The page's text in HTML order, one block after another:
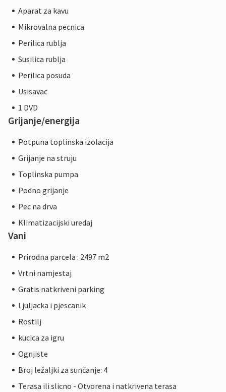
Aparat za kavu
Mikrovalna pecnica
Perilica rublja
Susilica rublja
Perilica posuda
Usisavac
1 DVD
Grijanje/energija
Potpuna toplinska izolacija
Grijanje na struju
Toplinska pumpa
Podno grijanje
Pec na drva
Klimatizacijski uredaj
Vani
Prirodna parcela : 2497 m2
Vrtni namjestaj
Gratis natkriveni parking
Ljuljacka i pjescanik
Rostilj
kucica za igru
Ognjiste
Broj ležaljki za sunčanje: 4
Terasa ili slicno - Otvorena i natkrivena terasa